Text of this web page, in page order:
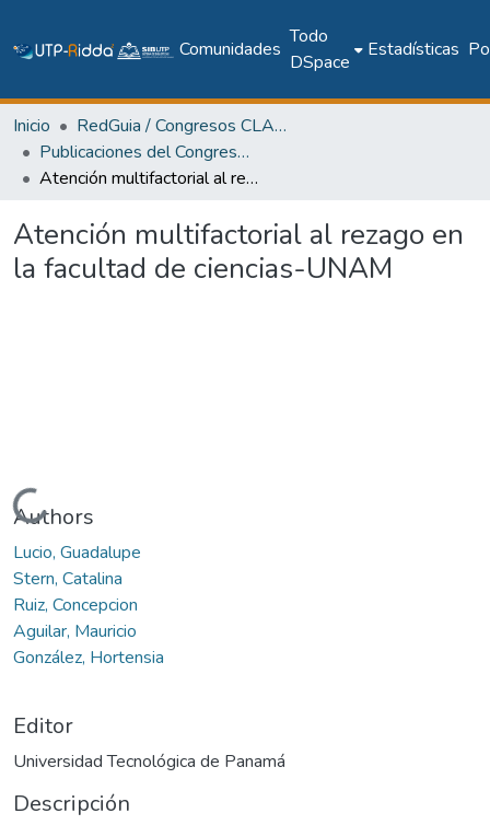
Comunidades
Todo
DSpace
Estadísticas
Inicio
RedGuia / Congresos CLABES
Publicaciones del Congreso Internacional CLABES
Atención multifactorial al rezago en la facultad de ciencias-UNAM
Atención multifactorial al rezago en
la facultad de ciencias-UNAM
Cargando...
Authors
Lucio, Guadalupe
Stern, Catalina
Ruiz, Concepcion
Aguilar, Mauricio
González, Hortensia
Editor
Universidad Tecnológica de Panamá
Descripción